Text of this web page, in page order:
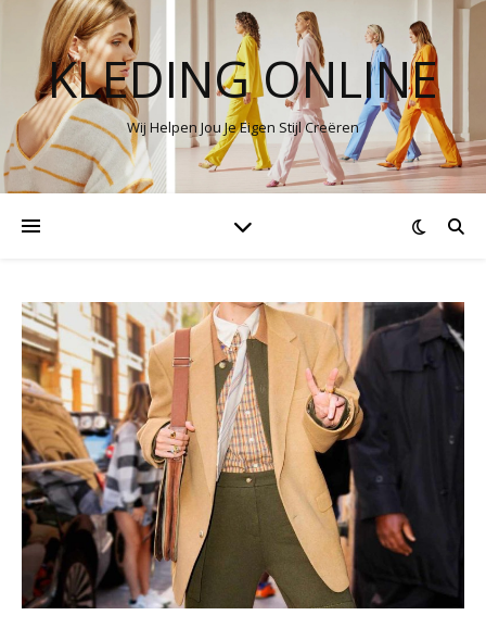
KLEDING ONLINE
Wij Helpen Jou Je Eigen Stijl Creëren